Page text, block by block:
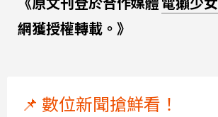
網獲授權轉載。》
📌 數位新聞搶鮮看！